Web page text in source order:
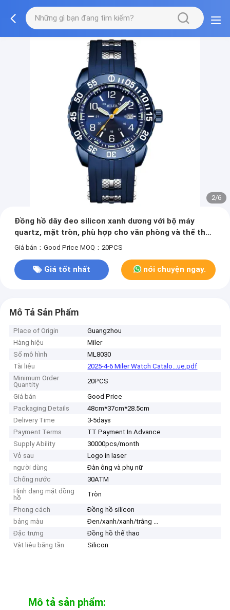
2/6
Đồng hồ dây đeo silicon xanh dương với bộ máy
quartz, mặt tròn, phù hợp cho văn phòng và thể thao
ngoài trời, thoải mái
Giá bán：Good Price MOQ：20PCS
Giá tốt nhất nói chuyện ngay.
Mô Tả Sản Phẩm
Place of Origin
Guangzhou
Hàng hiệu
Miler
Số mô hình
ML8030
Tài liệu
2025-4-6 Miler Watch Catalo...ue.pdf
Minimum Order
Quantity
20PCS
Giá bán
Good Price
Packaging Details
48cm*37cm*28.5cm
Delivery Time
3-5days
Payment Terms
TT Payment In Advance
Supply Ability
30000pcs/month
Vỏ sau
Logo in laser
người dùng
Đàn ông và phụ nữ
Chống nước
30ATM
Hình dạng mặt đồng
hồ
Tròn
Phong cách
Đồng hồ silicon
bảng màu
Đen/xanh/xanh/trắng ...
Đặc trưng
Đồng hồ thể thao
Vật liệu băng tần
Silicon
Mô tả sản phẩm: